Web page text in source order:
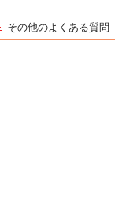
その他のよくある質問